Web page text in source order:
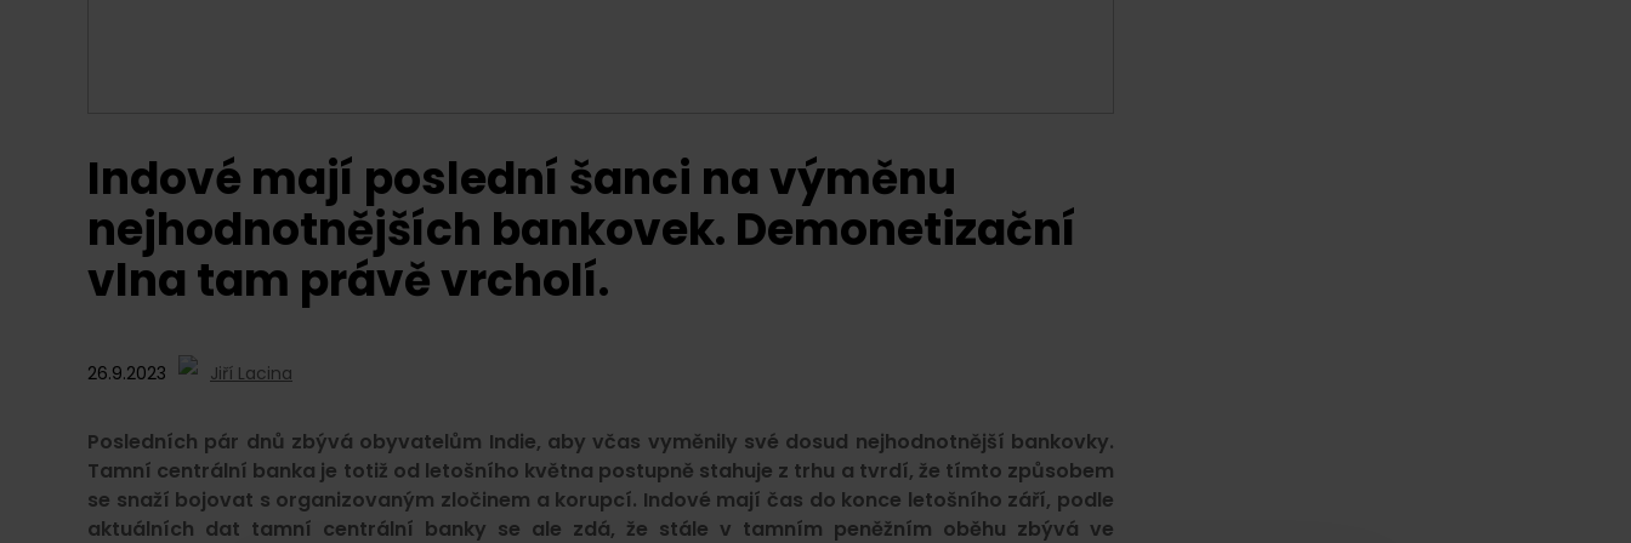
Indové mají poslední šanci na výměnu
nejhodnotnějších bankovek. Demonetizační
vlna tam právě vrcholí.
26.9.2023 Jiří Lacina
Posledních pár dnů zbývá obyvatelům Indie, aby včas vyměnily své dosud nejhodnotnější bankovky.
Tamní centrální banka je totiž od letošního května postupně stahuje z trhu a tvrdí, že tímto způsobem
se snaží bojovat s organizovaným zločinem a korupcí. Indové mají čas do konce letošního září, podle
aktuálních dat tamní centrální banky se ale zdá, že stále v tamním peněžním oběhu zbývá ve